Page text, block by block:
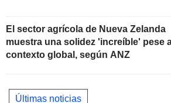
El sector agrícola de Nueva Zelanda
muestra una solidez 'increíble' pese
contexto global, según ANZ
Últimas noticias